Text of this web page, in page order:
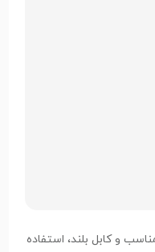
و کابل بلند، استفاده